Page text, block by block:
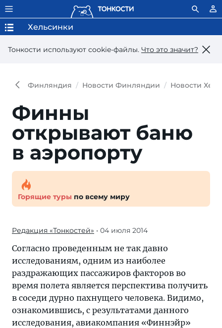
Тонкости используют сookie-файлы. Что это значит?
Хельсинки
Финляндия Новости Финляндии Новости
Финны
открывают баню
в аэропорту
Горящие туры по всему миру
Редакция «Тонкостей» • 04 июля 2014
Согласно проведенным не так давно
исследованиям, одним из наиболее
раздражающих пассажиров факторов во
время полета является перспектива получить
в соседи дурно пахнущего человека. Видимо,
ознакомившись, с результатами данного
исследования, авиакомпания «Финнэйр»